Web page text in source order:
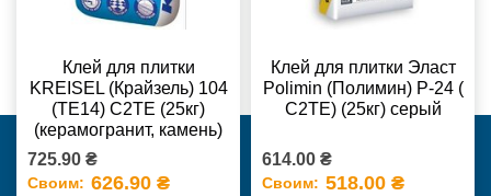
Клей для плитки
KREISEL (Крайзель) 104
(ТЕ14) С2TE (25кг)
(керамогранит, камень)
725.90 ₴
Своим: 626.90 ₴
Клей для плитки Эласт
Polimin (Полимин) Р-24 (
С2ТЕ) (25кг) серый
614.00 ₴
Своим: 518.00 ₴